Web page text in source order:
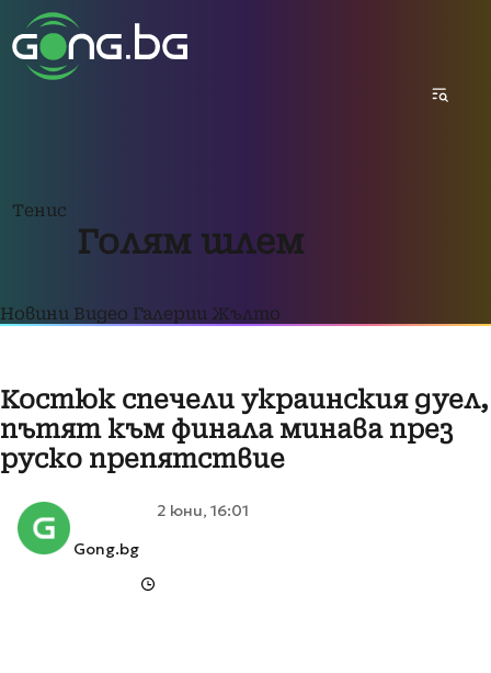
Тенис
Голям шлем
Новини Видео Галерии Жълто
Костюк спечели украинския дуел,
пътят към финала минава през
руско препятствие
Gong.bg
2 юни, 16:01